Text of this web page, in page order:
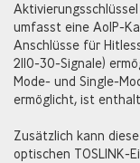
umfasst eine AoIP-
Anschlüsse für
2110-30-Signale)
Mode- und Single-
ermöglicht, ist
Zusätzlich kann
optischen TOSLINK-